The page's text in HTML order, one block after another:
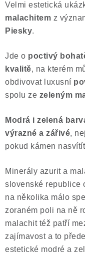
Výkup minerálů a
Formulář pro
Poučení o právu na
Velmi estetická
malachitem z
Piesky.
Jde o poctivý
kvalitě, na kterém
obdivovat luxusní
spolu ze zeleným
Modrá i zelená
výrazné a zářivé,
pokud kámen
Minerály azurit a
slovenské republice
na několika málo
zoraném poli na ně
malachit též patří
zajímavost a to
estetické modré a